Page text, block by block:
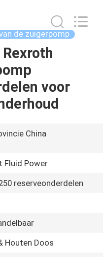
de zuigerpomp
voor
China
Fluid Power
reserveonderdelen
Houten Doos